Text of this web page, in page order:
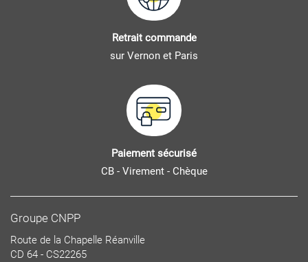
Retrait commande
sur Vernon et Paris
Paiement sécurisé
CB - Virement - Chèque
Groupe CNPP
Route de la Chapelle Réanville
CD 64 - CS22265